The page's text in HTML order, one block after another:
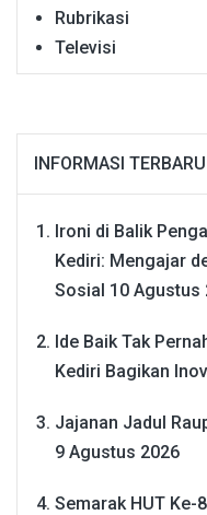
Rubrikasi
Televisi
INFORMASI TERBARU
Ironi di Balik
Kediri: Mengajar
Sosial 10 Agustus
Ide Baik Tak
Kediri Bagikan
Jajanan Jadul
9 Agustus 2026
Semarak HUT Ke-